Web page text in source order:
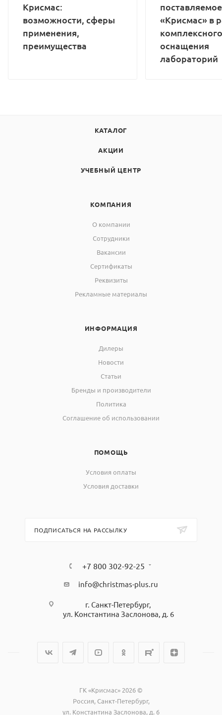
Крисмас:
возможности, сферы
применения,
преимущества
«Крисмас» в
комплексного
оснащения
лабораторий
КАТАЛОГ
АКЦИИ
УЧЕБНЫЙ ЦЕНТР
КОМПАНИЯ
О компании
Сотрудники
Вакансии
Сертификаты
Реквизиты
Рекламные материалы
ИНФОРМАЦИЯ
Дилеры
Новости
Статьи
Бренды и производители
Политика
Соглашение об использовании
ПОМОЩЬ
Условия оплаты
Условия доставки
ПОДПИСАТЬСЯ НА РАССЫЛКУ
+7 800 302-92-25
info@christmas-plus.ru
г. Санкт-Петербург,
ул. Константина Заслонова, д. 6
ГК «Крисмас» 2026 ©
Россия, Санкт-Петербург,
ул. Константина Заслонова, д. 6